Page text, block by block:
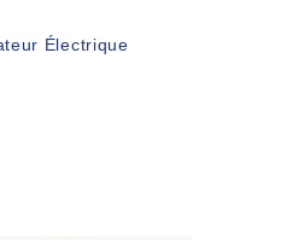
Électrique